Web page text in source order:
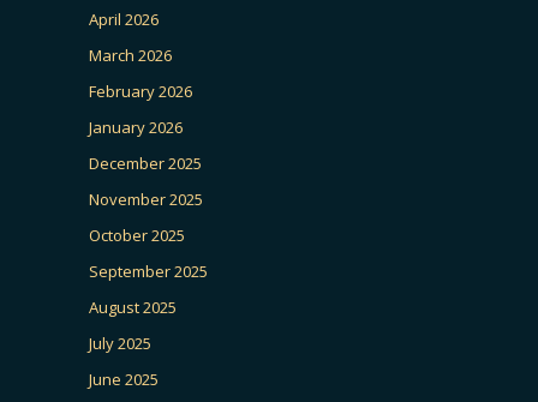
April 2026
March 2026
February 2026
January 2026
December 2025
November 2025
October 2025
September 2025
August 2025
July 2025
June 2025